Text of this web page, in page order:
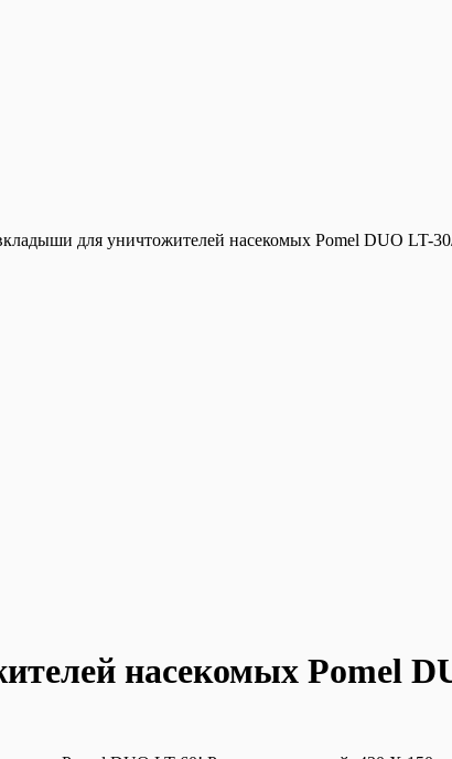
для уничтожителей насекомых Pomel DUO LT-
насекомых Pomel